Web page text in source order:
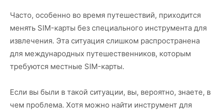
Часто, особенно во время путешествий, приходится
менять SIM-карты без специального инструмента для
извлечения. Эта ситуация слишком распространена
для международных путешественников, которым
требуются местные SIM-карты.
Если вы были в такой ситуации, вы, вероятно, знаете, в
чем проблема. Хотя можно найти инструмент для